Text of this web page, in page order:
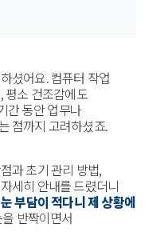
셨어요. 컴퓨터 작업
평소 건조감에도
간 동안 업무나
점까지 고려하셨죠.
과 초기 관리 방법,
세히 안내를 드렸더니
부담이 적다니 제 상황에
반짝이면서